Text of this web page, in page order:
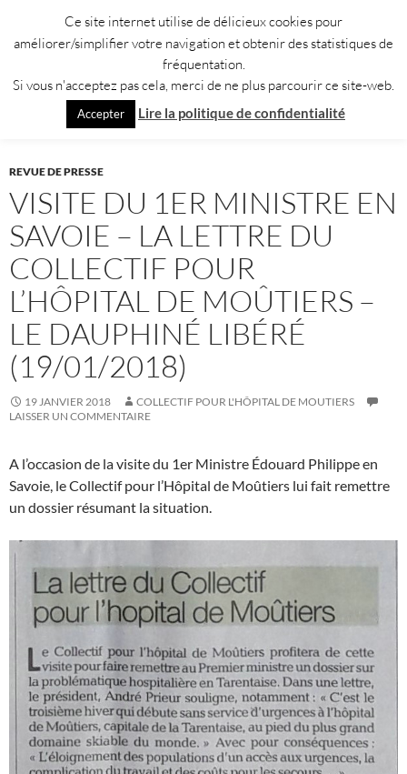
contenu
Collectif pour l'Hôpital de Moûtiers
Recherche
REVUE DE PRESSE
VISITE DU 1ER MINISTRE EN
SAVOIE – LA LETTRE DU
COLLECTIF POUR
L’HÔPITAL DE MOÛTIERS –
LE DAUPHINÉ LIBÉRÉ
(19/01/2018)
19 JANVIER 2018
COLLECTIF POUR L'HÔPITAL DE MOUTIERS
LAISSER UN COMMENTAIRE
A l’occasion de la visite du 1er Ministre Édouard Philippe en
Savoie, le Collectif pour l’Hôpital de Moûtiers lui fait remettre
un dossier résumant la situation.
Ce site internet utilise de délicieux cookies pour
améliorer/simplifier votre navigation et obtenir des statistiques de
fréquentation.
Si vous n'acceptez pas cela, merci de ne plus parcourir ce site-web.
Accepter Lire la politique de confidentialité